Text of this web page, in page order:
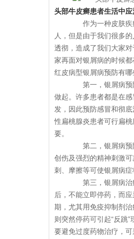
头部牛皮癣患者生活中
作为一种皮肤疾
人，但是由于我们很多
透彻，造成了我们大家
家再面对银屑病的时候
红皮病型银屑病预防有
第一，银屑病预
做起。许多患者都是在
发，因此预防感冒和彻
性扁桃腺炎患者可行扁
要。
第二，银屑病预
创伤及强烈的精神刺激
刺、摩擦等可使银屑病症
第三，银屑病治
后，不能立即停药，而
期，尤其用免疫抑制剂
则突然停药可引起“反跳
要避免过度药物治疗，